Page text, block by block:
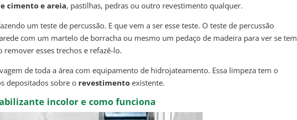
cimento e areia, pastilhas, pedras ou outro revestimento qualquer.
um teste de percussão. E que vem a ser esse teste. O teste de percussão
com um martelo de borracha ou mesmo um pedaço de madeira para ver se tem
remover esses trechos e refazê-lo.
de toda a área com equipamento de hidrojateamento. Essa limpeza tem o
depositados sobre o revestimento existente.
incolor e como funciona